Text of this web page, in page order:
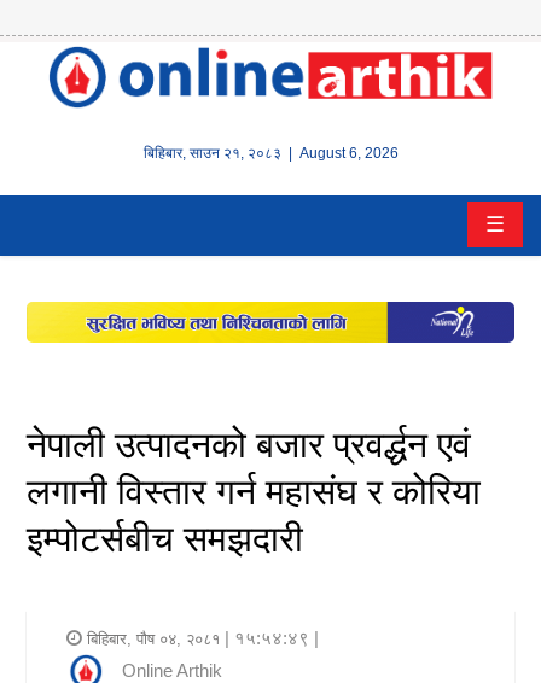
बिहिबार, साउन २१, २०८३ | August 6, 2026
होम
वित्त
इन्स्योरेन्स
पूँजीबजार
अटो
कला
राजनीति
☰
नेपाली उत्पादनको बजार प्रवर्द्धन एवं
लगानी विस्तार गर्न महासंघ र कोरिया
इम्पोटर्सबीच समझदारी
बिहिबार, पौष ०४, २०८१ | १५:५४:४९ |
Online Arthik